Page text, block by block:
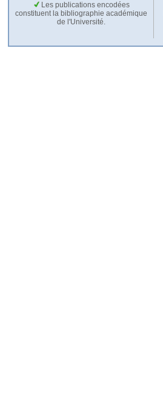
Les publications encodées
constituent la bibliographie académique
de l'Université.